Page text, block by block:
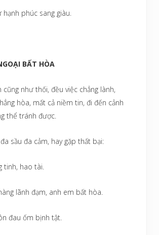
phúc sang giàu.
BẤT HÒA
như thối, đều việc chẳng lành,
hòa, mất cả niềm tin, đi đến cảnh
thể tránh được.
sầu đa cảm, hay gặp thất bại:
tinh, hao tài.
lãnh đạm, anh em bất hòa.
đau ốm bịnh tật.